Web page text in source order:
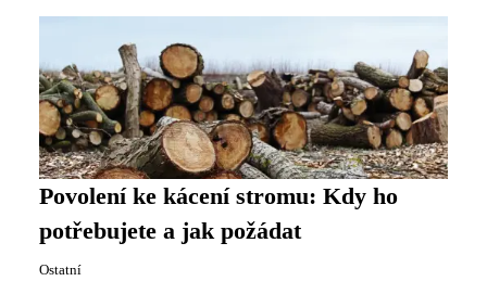
Povolení ke kácení stromu: Kdy ho
potřebujete a jak požádat
Ostatní